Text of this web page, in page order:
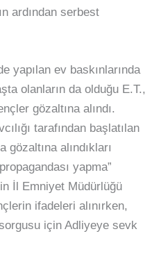
ardından serbest
yapılan ev baskınlarında
olanların da olduğu E.T.,
gözaltına alındı.
tarafından başlatılan
alındıkları
yapma”
İl Emniyet Müdürlüğü
ifadeleri alınırken,
için Adliyeye sevk